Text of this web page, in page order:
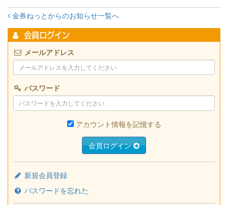
金券ねっとからのお知らせ一覧へ
会員ログイン
メールアドレス
パスワード
アカウント情報を記憶する
会員ログイン
新規会員登録
パスワードを忘れた